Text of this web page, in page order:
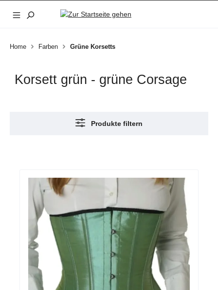
Zum Hauptinhalt springen
Home Farben Grüne Korsetts
Korsett grün - grüne Corsage
Produkte filtern